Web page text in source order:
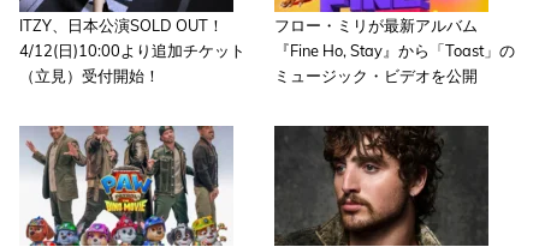
ITZY、日本公演SOLD OUT！
4/12(日)10:00より追加チケット
（立見）受付開始！
フロー・ミリが最新アルバム
『Fine Ho, Stay』から「Toast」の
ミュージック・ビデオを公開